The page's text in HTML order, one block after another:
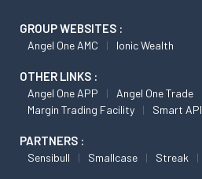
GROUP WEBSITES :
Angel One AMC Ionic Wealth
OTHER LINKS :
Angel One APP Angel One Trade
Margin Trading Facility
Smart API
PARTNERS :
Sensibull Smallcase Streak